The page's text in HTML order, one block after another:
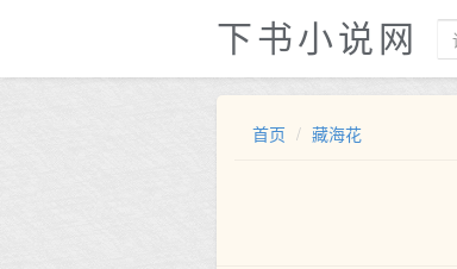
下书小说网
首页 藏海花